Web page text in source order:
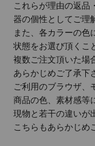
これらが理由の返品
器の個性としてご理
また、各カラーの色
状態をお選び頂くこ
複数ご注文頂いた場
あらかじめご了承下
ご利用のブラウザ、
商品の色、素材感等
現物と若干の違いが
こちらもあらかじめ